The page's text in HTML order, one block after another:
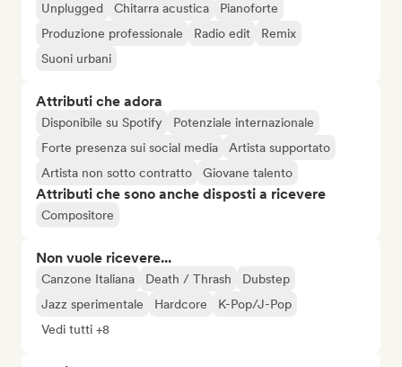
Unplugged Chitarra acustica
Pianoforte
Produzione professionale
Radio edit
Remix
Suoni urbani
Attributi che adora
Disponibile su Spotify
Potenziale internazionale
Forte presenza sui social media
Artista supportato
Artista non sotto contratto
Giovane talento
Attributi che sono anche disposti a ricevere
Compositore
Non vuole ricevere...
Canzone Italiana Death / Thrash
Dubstep
Jazz sperimentale
Hardcore
K-Pop/J-Pop
Vedi tutti +8